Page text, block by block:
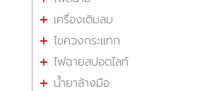
เครื่องเติมลม
ไขควงกระแทก
ไฟฉายสปอตไลท์
น้ำยาล้างมือ